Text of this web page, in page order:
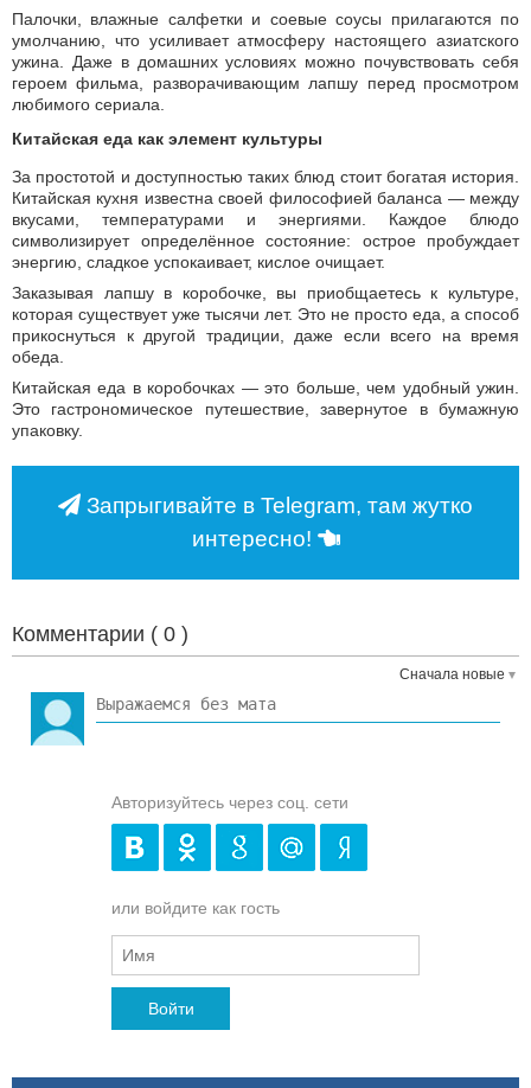
Палочки, влажные салфетки и соевые соусы прилагаются по
умолчанию, что усиливает атмосферу настоящего азиатского
ужина. Даже в домашних условиях можно почувствовать себя
героем фильма, разворачивающим лапшу перед просмотром
любимого сериала.
Китайская еда как элемент культуры
За простотой и доступностью таких блюд стоит богатая история.
Китайская кухня известна своей философией баланса — между
вкусами, температурами и энергиями. Каждое блюдо
символизирует определённое состояние: острое пробуждает
энергию, сладкое успокаивает, кислое очищает.
Заказывая лапшу в коробочке, вы приобщаетесь к культуре,
которая существует уже тысячи лет. Это не просто еда, а способ
прикоснуться к другой традиции, даже если всего на время
обеда.
Китайская еда в коробочках — это больше, чем удобный ужин.
Это гастрономическое путешествие, завернутое в бумажную
упаковку.
Запрыгивайте в Telegram, там жутко
интересно!
Комментарии ( 0 )
Сначала новые
Авторизуйтесь через соц. сети
или войдите как гость
Войти